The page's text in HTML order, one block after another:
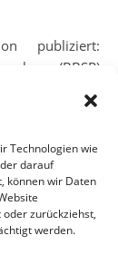
Technologien wie
darauf
können wir Daten
zurückziehst,
werden.
(BBSR)
(BBR)
unter